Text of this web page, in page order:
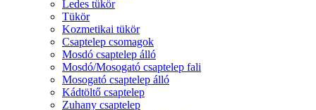
Ledes tükör
Tükör
Kozmetikai tükör
Csaptelep csomagok
Mosdó csaptelep álló
Mosdó/Mosogató csaptelep fali
Mosogató csaptelep álló
Kádtöltő csaptelep
Zuhany csaptelep